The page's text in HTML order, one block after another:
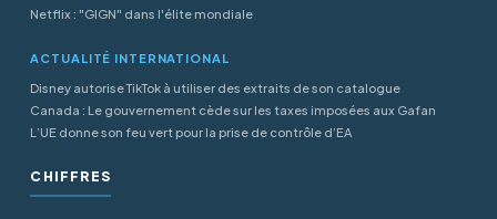
Netflix : "GIGN" dans l'élite mondiale
ACTUALITÉ INTERNATIONAL
Disney autorise TikTok à utiliser des extraits de son catalogue
Canada : Le gouvernement cède sur les taxes imposées aux Gafan
L’UE donne son feu vert pour la prise de contrôle d’EA
CHIFFRES